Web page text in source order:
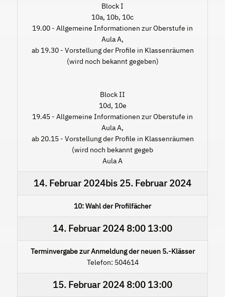
Block I
10a, 10b, 10c
19.00 - Allgemeine Informationen zur Oberstufe in
Aula A,
ab 19.30 - Vorstellung der Profile in Klassenräumen
(wird noch bekannt gegeben)
Block II
10d, 10e
19.45 - Allgemeine Informationen zur Oberstufe in
Aula A,
ab 20.15 - Vorstellung der Profile in Klassenräumen
(wird noch bekannt gegeb
Aula A
14. Februar 2024bis 25. Februar 2024
10: Wahl der Profilfächer
14. Februar 2024 8:00 13:00
Terminvergabe zur Anmeldung der neuen 5.-Klässer
Telefon: 504614
15. Februar 2024 8:00 13:00